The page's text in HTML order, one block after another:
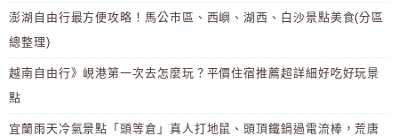
澎湖自由行最方便攻略！馬公市區、西嶼、湖西、白沙景點美食(分區
總整理)
越南自由行》峴港第一次去怎麼玩？平價住宿推薦超詳細好吃好玩景
點
宜蘭雨天冷氣景點「頭等倉」真人打地鼠、頭頂鐵鍋過電流棒，荒唐